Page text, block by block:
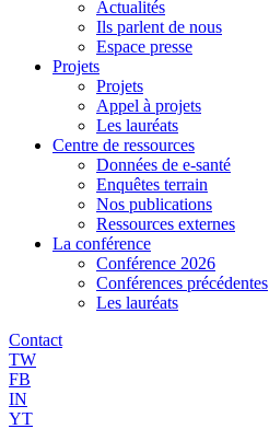
Actualités
Ils parlent de nous
Espace presse
Projets
Projets
Appel à projets
Les lauréats
Centre de ressources
Données de e-santé
Enquêtes terrain
Nos publications
Ressources externes
La conférence
Conférence 2026
Conférences précédentes
Les lauréats
Contact
TW
FB
IN
YT